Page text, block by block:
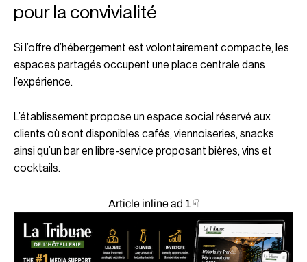
pour la convivialité
Si l’offre d’hébergement est volontairement compacte, les
espaces partagés occupent une place centrale dans
l’expérience.
L’établissement propose un espace social réservé aux
clients où sont disponibles cafés, viennoiseries, snacks
ainsi qu’un bar en libre-service proposant bières, vins et
cocktails.
Article inline ad 1 ☟